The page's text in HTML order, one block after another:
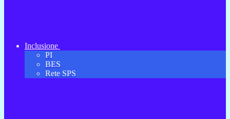
Inclusione
PI
BES
Rete SPS